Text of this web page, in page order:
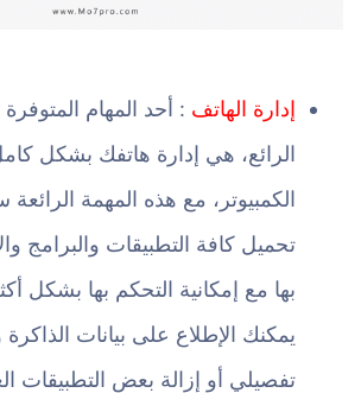
إدارة الهاتف : أحد المهام
الرائع، هي إدارة هاتفك بشكل
الكمبيوتر، مع هذه المهمة
تحميل كافة التطبيقات والبرامج
بها مع إمكانية التحكم بها بشكل
يمكنك الإطلاع على بيانات
تفصيلي أو إزالة بعض التطبيقات